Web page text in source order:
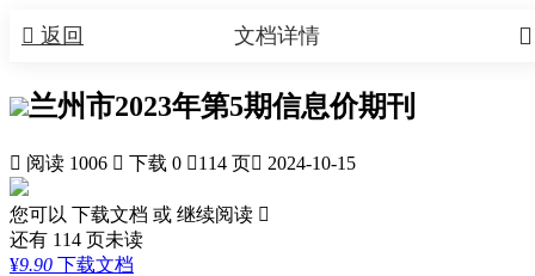
 返回 
文档详情
兰州市2023年第5期信息价期刊
 阅读 1006  下载 0 114 页 2024-10-15
您可以 下载文档 或 继续阅读 
还有 114 页未读
¥9.90 下载文档